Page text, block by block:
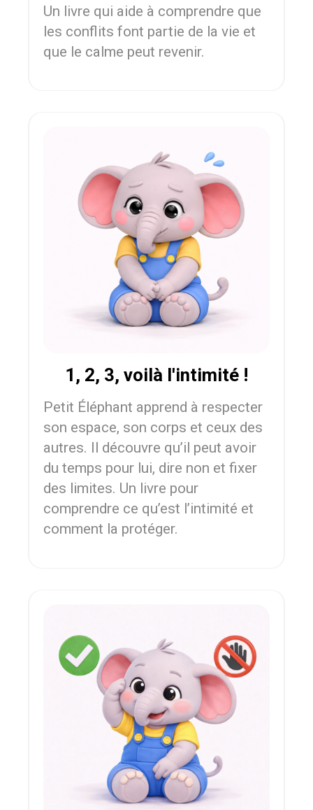
Un livre qui aide à comprendre que
les conflits font partie de la vie et
que le calme peut revenir.
1, 2, 3, voilà l'intimité !
Petit Éléphant apprend à respecter
son espace, son corps et ceux des
autres. Il découvre qu’il peut avoir
du temps pour lui, dire non et fixer
des limites. Un livre pour
comprendre ce qu’est l’intimité et
comment la protéger.